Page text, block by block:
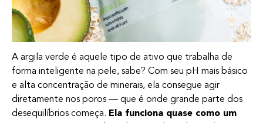
A argila verde é aquele tipo de ativo que trabalha de
forma inteligente na pele, sabe? Com seu pH mais básico
e alta concentração de minerais, ela consegue agir
diretamente nos poros — que é onde grande parte dos
desequilíbrios começa. Ela funciona quase como um